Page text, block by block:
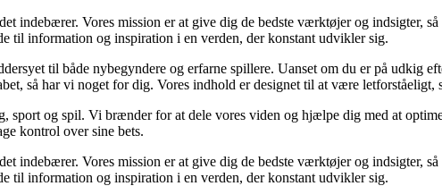
indebærer. Vores mission er at give dig de bedste værktøjer og indsigter,
information og inspiration i en verden, der konstant udvikler sig.
til både nybegyndere og erfarne spillere. Uanset om du er på udkig
så har vi noget for dig. Vores indhold er designet til at være
sport og spil. Vi brænder for at dele vores viden og hjælpe dig med at
kontrol over sine bets.
indebærer. Vores mission er at give dig de bedste værktøjer og indsigter,
information og inspiration i en verden, der konstant udvikler sig.